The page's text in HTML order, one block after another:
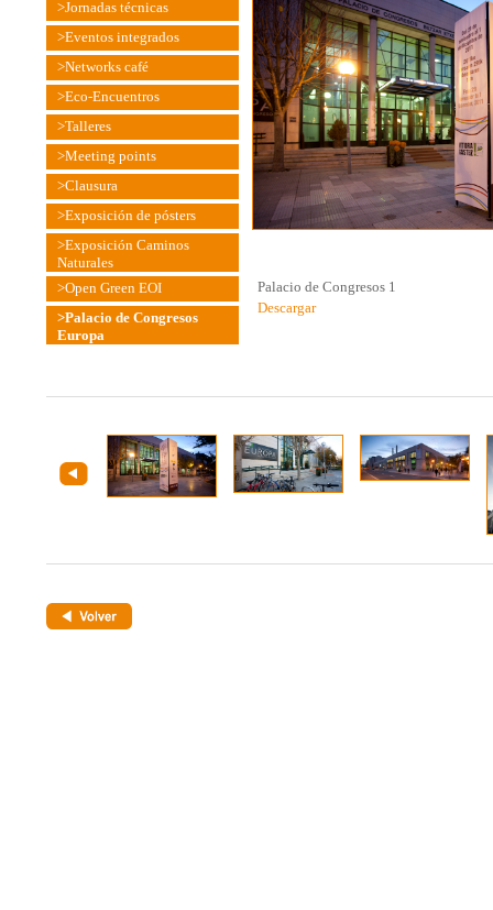
>Jornadas técnicas
>Eventos integrados
>Networks café
>Eco-Encuentros
>Talleres
>Meeting points
>Clausura
>Exposición de pósters
>Exposición Caminos
Naturales
>Open Green EOI
>Palacio de Congresos
Europa
Palacio de Congresos 1
Descargar